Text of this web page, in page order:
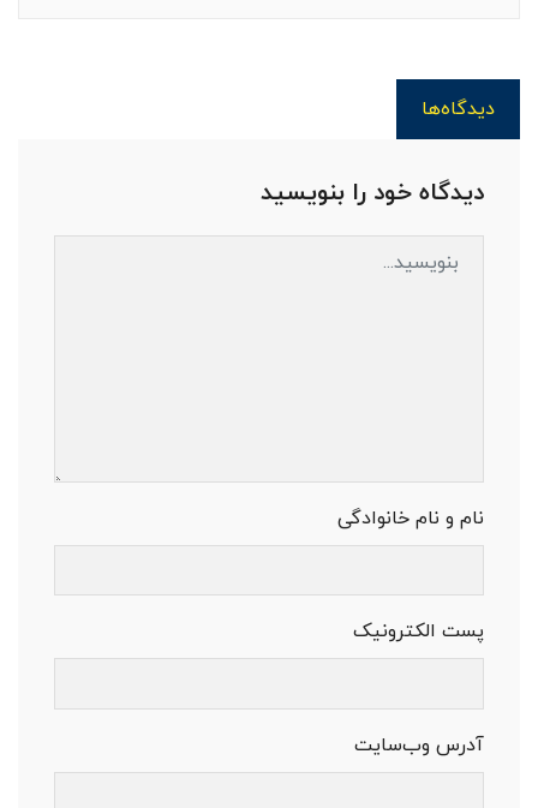
دیدگاه‌ها
دیدگاه خود را بنویسید
نام و نام خانوادگی
پست الکترونیک
آدرس وب‌سایت